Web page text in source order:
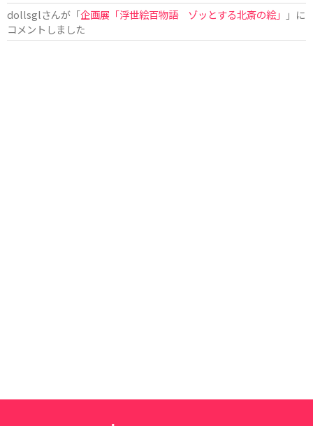
dollsglさんが「企画展「浮世絵百物語 ゾッとする北斎の絵」
」に
コメントしました